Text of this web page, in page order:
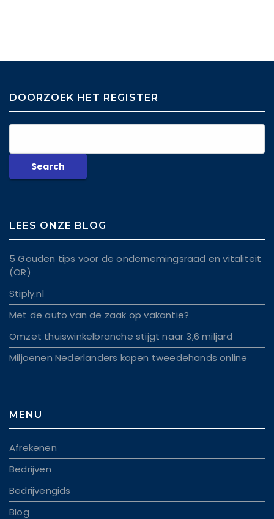
DOORZOEK HET REGISTER
LEES ONZE BLOG
5 Gouden tips voor de ondernemingsraad en vitaliteit
(OR)
Stiply.nl
Met de auto van de zaak op vakantie?
Omzet thuiswinkelbranche stijgt naar 3,6 miljard
Miljoenen Nederlanders kopen tweedehands online
MENU
Afrekenen
Bedrijven
Bedrijvengids
Blog